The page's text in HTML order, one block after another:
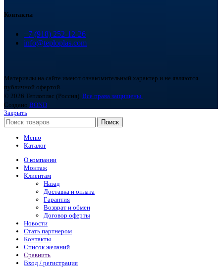
Контакты
+7 (918) 252-12-26
info@teploplas.com
Материалы на сайте имеют ознакомительный характер и не являются
публичной офертой.
© 2026 Теплоплас (Россия). Все права защищены.
Создано BOND
Закрыть
Поиск
Меню
Каталог
О компании
Монтаж
Клиентам
Назад
Доставка и оплата
Гарантия
Возврат и обмен
Договор оферты
Новости
Стать партнером
Контакты
Список желаний
Сравнить
Вход / регистрация